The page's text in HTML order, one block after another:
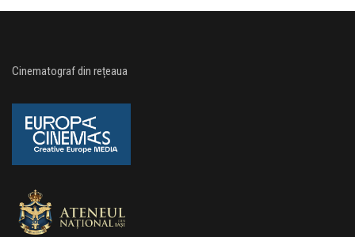
Cinematograf din rețeaua